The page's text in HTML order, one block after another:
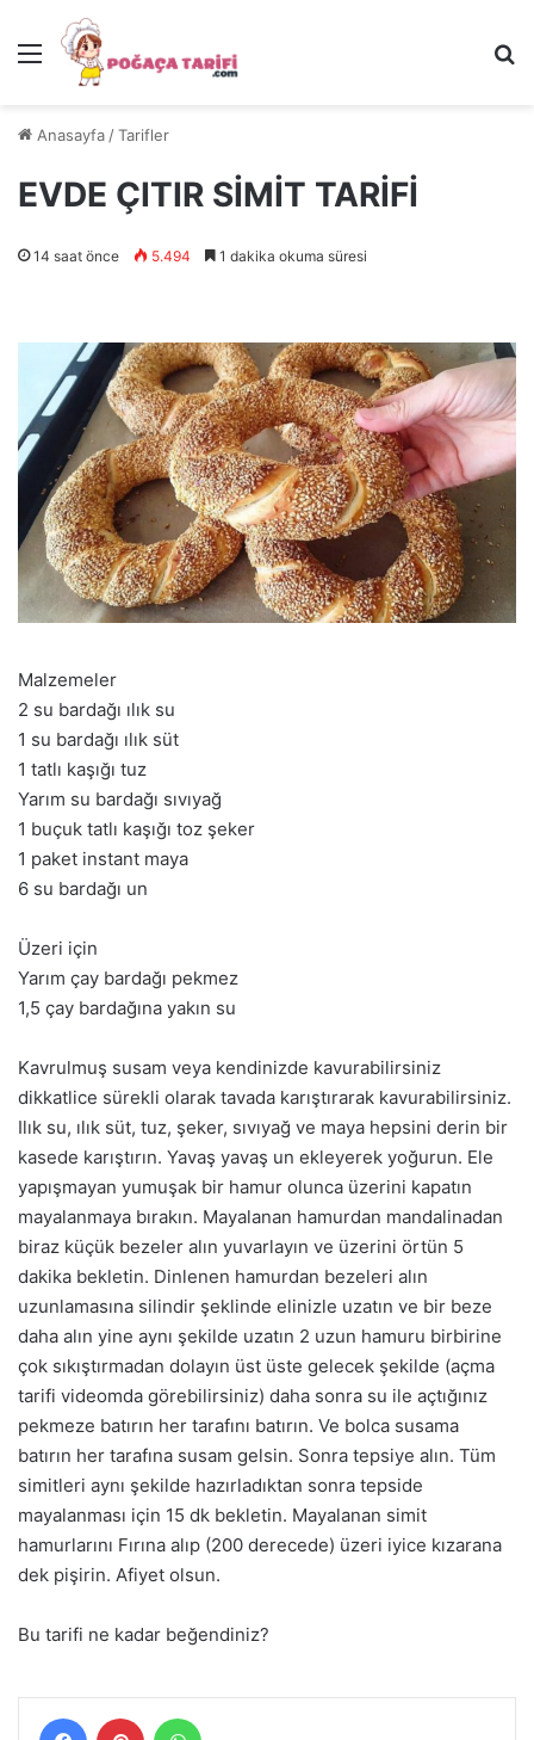
Menü
Anasayfa /Tarifler
EVDE ÇITIR SİMİT TARİFİ
14 saat önce 5.494 1 dakika okuma süresi
Malzemeler
2 su bardağı ılık su
1 su bardağı ılık süt
1 tatlı kaşığı tuz
Yarım su bardağı sıvıyağ
1 buçuk tatlı kaşığı toz şeker
1 paket instant maya
6 su bardağı un
Üzeri için
Yarım çay bardağı pekmez
1,5 çay bardağına yakın su
Kavrulmuş susam veya kendinizde kavurabilirsiniz
dikkatlice sürekli olarak tavada karıştırarak kavurabilirsiniz.
Ilık su, ılık süt, tuz, şeker, sıvıyağ ve maya hepsini derin bir
kasede karıştırın. Yavaş yavaş un ekleyerek yoğurun. Ele
yapışmayan yumuşak bir hamur olunca üzerini kapatın
mayalanmaya bırakın. Mayalanan hamurdan mandalinadan
biraz küçük bezeler alın yuvarlayın ve üzerini örtün 5
dakika bekletin. Dinlenen hamurdan bezeleri alın
uzunlamasına silindir şeklinde elinizle uzatın ve bir beze
daha alın yine aynı şekilde uzatın 2 uzun hamuru birbirine
çok sıkıştırmadan dolayın üst üste gelecek şekilde (açma
tarifi videomda görebilirsiniz) daha sonra su ile açtığınız
pekmeze batırın her tarafını batırın. Ve bolca susama
batırın her tarafına susam gelsin. Sonra tepsiye alın. Tüm
simitleri aynı şekilde hazırladıktan sonra tepside
mayalanması için 15 dk bekletin. Mayalanan simit
hamurlarını Fırına alıp (200 derecede) üzeri iyice kızarana
dek pişirin. Afiyet olsun.
Bu tarifi ne kadar beğendiniz?
FacebookPinterest